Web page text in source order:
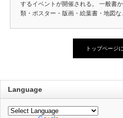
するイベントが開催される。 一般書
類・ポスター・版画・絵葉書・地図
トップページ
Language